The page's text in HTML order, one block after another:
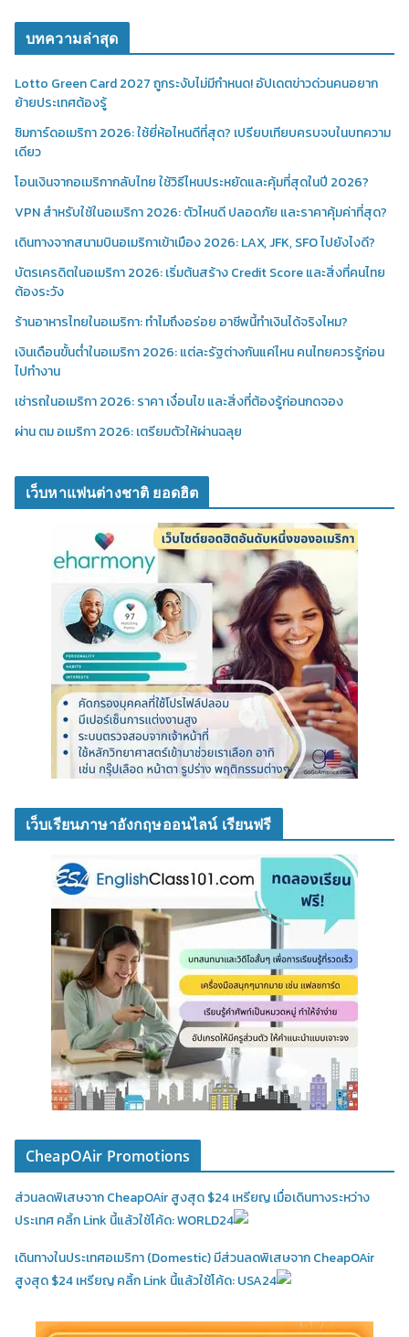
บทความล่าสุด
Lotto Green Card 2027 ถูกระงับไม่มีกำหนด! อัปเดตข่าวด่วนคนอยาก
ย้ายประเทศต้องรู้
ซิมการ์ดอเมริกา 2026: ใช้ยี่ห้อไหนดีที่สุด? เปรียบเทียบครบจบในบทความ
เดียว
โอนเงินจากอเมริกากลับไทย ใช้วิธีไหนประหยัดและคุ้มที่สุดในปี 2026?
VPN สำหรับใช้ในอเมริกา 2026: ตัวไหนดี ปลอดภัย และราคาคุ้มค่าที่สุด?
เดินทางจากสนามบินอเมริกาเข้าเมือง 2026: LAX, JFK, SFO ไปยังไงดี?
บัตรเครดิตในอเมริกา 2026: เริ่มต้นสร้าง Credit Score และสิ่งที่คนไทย
ต้องระวัง
ร้านอาหารไทยในอเมริกา: ทำไมถึงอร่อย อาชีพนี้ทำเงินได้จริงไหม?
เงินเดือนขั้นต่ำในอเมริกา 2026: แต่ละรัฐต่างกันแค่ไหน คนไทยควรรู้ก่อน
ไปทำงาน
เช่ารถในอเมริกา 2026: ราคา เงื่อนไข และสิ่งที่ต้องรู้ก่อนกดจอง
ผ่าน ตม อเมริกา 2026: เตรียมตัวให้ผ่านฉลุย
เว็บหาแฟนต่างชาติ ยอดฮิต
เว็บเรียนภาษาอังกฤษออนไลน์ เรียนฟรี
CheapOAir Promotions
ส่วนลดพิเสษจาก CheapOAir สูงสุด $24 เหรียญ เมื่อเดินทางระหว่าง
ประเทศ คลิ้ก Link นี้แล้วใช้โค้ด: WORLD24
เดินทางในประเทศอเมริกา (Domestic)มีส่วนลดพิเสษจาก CheapOAir
สูงสุด $24 เหรียญ คลิ้ก Link นี้แล้วใช้โค้ด: USA24